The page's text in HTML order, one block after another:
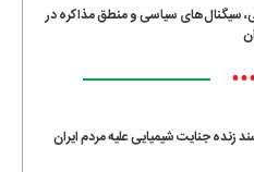
سیگنال‌های سیاسی و منطق مذاکره در
زنده جنایت شیمیایی علیه مردم ایران